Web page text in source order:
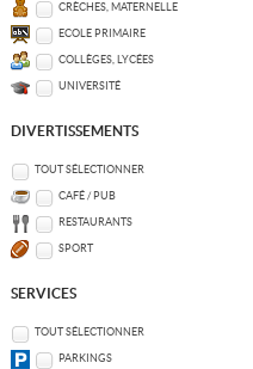
CRÈCHES, MATERNELLE
ECOLE PRIMAIRE
COLLÈGES, LYCÉES
UNIVERSITÉ
DIVERTISSEMENTS
TOUT SÉLECTIONNER
CAFÉ / PUB
RESTAURANTS
SPORT
SERVICES
TOUT SÉLECTIONNER
PARKINGS